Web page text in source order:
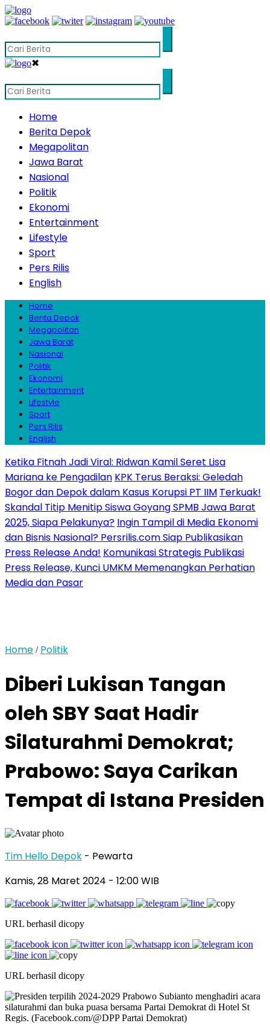
✖
Home
Berita Depok
Megapolitan
Jawa Barat
Nasional
Politik
Ekonomi
Entertainment
Lifestyle
Sport
Pers Rilis
English
Home
Berita Depok
Megapolitan
Jawa Barat
Nasional
Politik
Ekonomi
Entertainment
Lifestyle
Sport
Pers Rilis
English
Ketika Fitnah Jadi Viral: Ridwan Kamil Seret Lisa
Mariana ke Pengadilan KPK Terus Beraksi: Geledah
Bogor dan Depok dalam Kasus Korupsi PT IIM Terkuak!
Skandal Titip Menitip Siswa Goyang SPMB Jawa Barat
2025, Siapa Pelakunya? Ingin Tampil di Media Ekonomi
dan Bisnis Nasional? Persrilis.com Siap Publikasikan
Press Release Anda! Komunikasi Strategis Publikasi
Press Release, Kunci UMKM Memenangkan Perhatian
Media dan Pasar
Home / Politik
Diberi Lukisan Tangan
oleh SBY Saat Hadir
Silaturahmi Demokrat;
Prabowo: Saya Carikan
Tempat di Istana Presiden
Tim Hello Depok - Pewarta
Kamis, 28 Maret 2024 - 12:00 WIB
URL berhasil dicopy
URL berhasil dicopy